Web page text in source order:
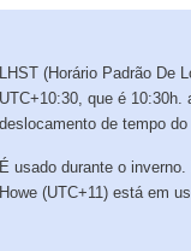
LHST (Horário Padrão De
UTC+10:30, que é 10:30h.
deslocamento de tempo
É usado durante o
Howe (UTC+11) está em